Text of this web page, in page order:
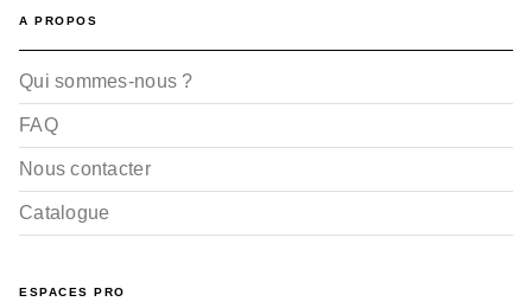
A PROPOS
Qui sommes-nous ?
FAQ
Nous contacter
Catalogue
ESPACES PRO